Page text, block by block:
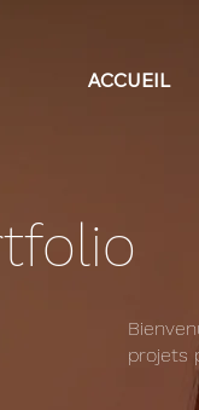
ACCUEIL
projets